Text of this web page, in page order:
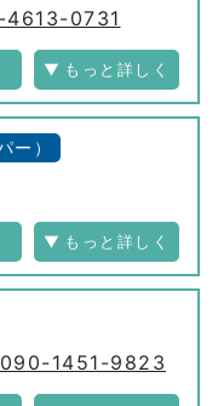
0731
ー）
090-1451-9823